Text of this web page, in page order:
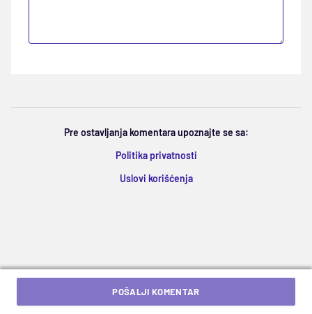
Pre ostavljanja komentara upoznajte se sa:
Politika privatnosti
Uslovi korišćenja
POŠALJI KOMENTAR